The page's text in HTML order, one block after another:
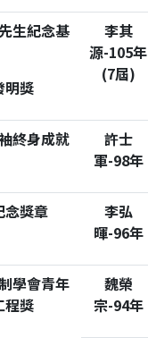
生紀念基
明獎
李其
源-105年
(7屆)
終身成就
許士
軍-98年
念獎章
李弘
暉-96年
學會青年
程獎
魏榮
宗-94年